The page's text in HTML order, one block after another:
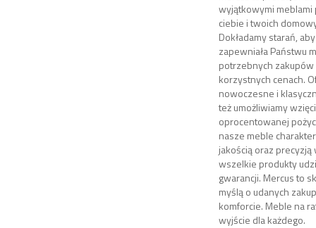
wyjątkowymi
ciebie i twoich
Dokładamy starań,
zapewniała Państwu
potrzebnych
korzystnych cenach.
nowoczesne i
też umożliwiamy
oprocentowanej
nasze meble
jakością oraz precyzją
wszelkie produkty
gwarancji. Mercus to
myślą o udanych
komforcie. Meble na
wyjście dla każdego.